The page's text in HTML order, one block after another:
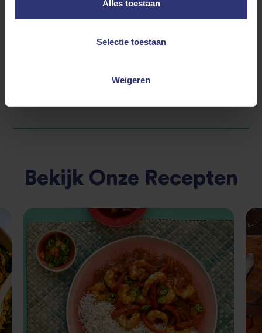
Alles toestaan
Selectie toestaan
Weigeren
Bekijk Onze Recepten